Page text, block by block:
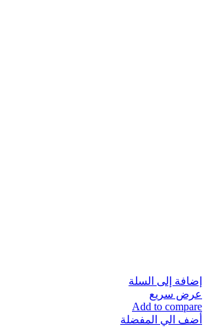
إضافة إلى السلة
عرض سريع
Add to compare
أضف الي المفضلة